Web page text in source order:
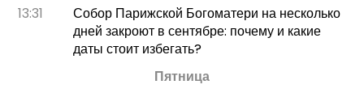
13:31
Собор Парижской Богоматери на несколько
дней закроют в сентябре: почему и какие
даты стоит избегать?
Пятница